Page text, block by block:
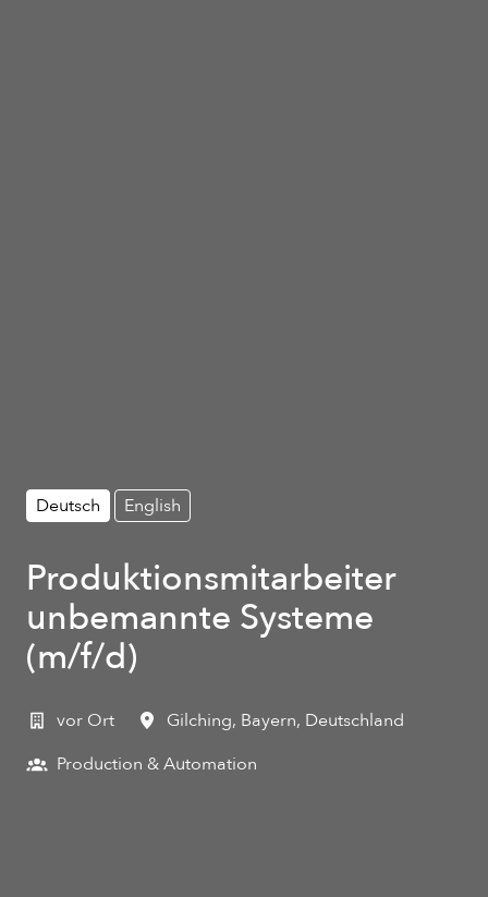
Deutsch English
Produktionsmitarbeiter
unbemannte Systeme
(m/f/d)
vor Ort Gilching, Bayern, Deutschland
Production & Automation